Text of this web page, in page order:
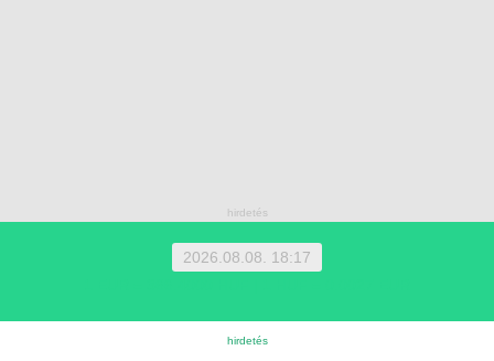
2026.08.08. 18:17